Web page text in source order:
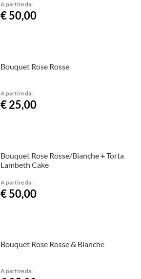
A partire da:
€ 50,00
Bouquet Rose Rosse
A partire da:
€ 25,00
Bouquet Rose Rosse/Bianche + Torta
Lambeth Cake
A partire da:
€ 50,00
Bouquet Rose Rosse & Bianche
A partire da: